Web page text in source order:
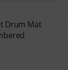
Drum Mat